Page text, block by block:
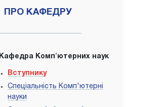
ПРО КАФЕДРУ
Кафедра Комп'ютерних наук
Вступнику
Спеціальність Комп'ютерні
науки